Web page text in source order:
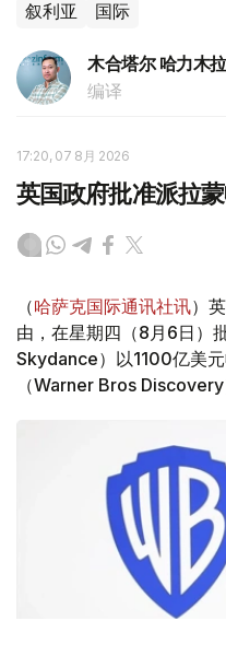
叙利亚 国际
木合塔尔 哈力木拉
编译
17:20, 07 8月 2026
英国政府批准派拉
（哈萨克国际通讯社讯）
由，在星期四（8月6日）
Skydance）以1100亿美
（Warner Bros Discovery